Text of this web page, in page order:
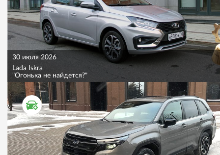
30 июля 2026
Lada Iskra
"Огонька не найдется?"
ТЕСТ ДРАЙВ